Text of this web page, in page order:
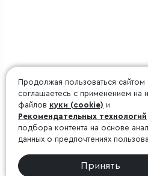
Продолжая пользоваться сайтом
соглашаетесь с применением на
файлов куки (cookie) и
Рекомендательных технологий
подбора контента на основе
данных о предпочтениях
Принять